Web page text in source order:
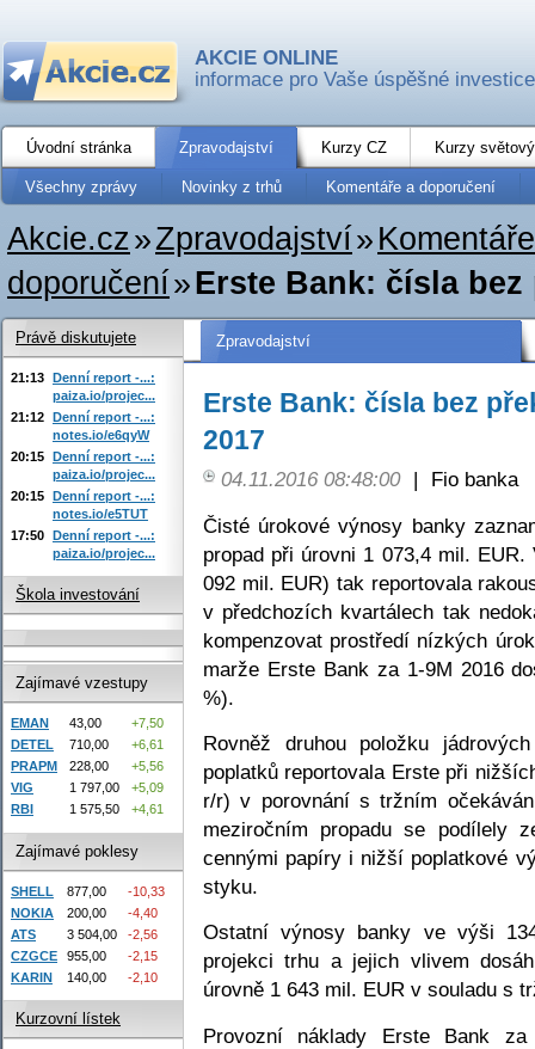
AKCIE ONLINE
informace pro Vaše úspěšné investice
Úvodní stránka Zpravodajství Kurzy CZ Kurzy
Všechny zprávy Novinky z trhů Komentáře a doporučení
Akcie.cz»Zpravodajství»
doporučení»Erste Bank: čísla
Zpravodajství
Erste Bank: čísla bez
2017
04.11.2016 08:48:00 |
Fio banka
Čisté úrokové výnosy banky
propad při úrovni 1 073,4 mil.
092 mil. EUR) tak reportovala
v předchozích kvartálech tak
kompenzovat prostředí nízkých
marže Erste Bank za 1-9M 2016
%).
Rovněž druhou položku
poplatků reportovala Erste při
r/r) v porovnání s tržním
meziročním propadu se podílely
cennými papíry i nižší poplatkové
styku.
Ostatní výnosy banky ve výši
projekci trhu a jejich vlivem
úrovně 1 643 mil. EUR v souladu s
Provozní náklady Erste Bank
Právě diskutujete
21:13 Denní report -...:
paiza.io/projec...
21:12 Denní report -...:
notes.io/e6qyW
20:15 Denní report -...:
paiza.io/projec...
20:15 Denní report -...:
notes.io/e5TUT
17:50 Denní report -...:
paiza.io/projec...
Škola investování
Zajímavé vzestupy
EMAN 43,00
+7,50
DETEL
710,00
+6,61
PRAPM
228,00
+5,56
VIG
1 797,00
+5,09
RBI
1 575,50 +4,61
Zajímavé poklesy
SHELL 877,00
-10,33
NOKIA
200,00
-4,40
ATS
3 504,00
-2,56
CZGCE
955,00
-2,15
KARIN
140,00 -2,10
Kurzovní lístek